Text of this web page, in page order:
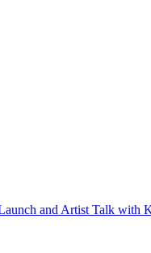
and Artist Talk with